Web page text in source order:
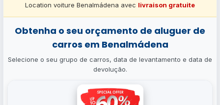
Location voiture Benalmádena avec livraison gratuite
Obtenha o seu orçamento de aluguer de
carros em Benalmádena
Selecione o seu grupo de carros, data de levantamento e data de
devolução.